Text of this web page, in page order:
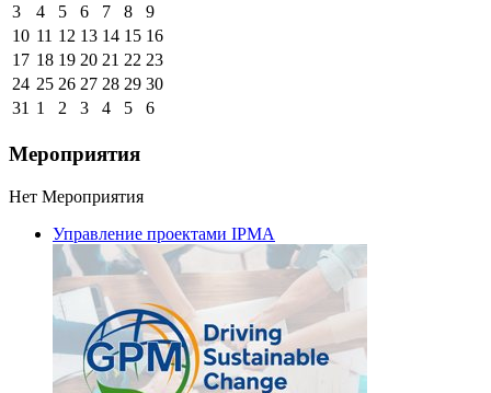
3
4 5 6 7 8
9
10 11 12 13 14 15 16
17 18 19 20 21 22 23
24 25 26 27 28 29 30
31 1 2 3 4 5 6
Мероприятия
Нет Мероприятия
Управление проектами IPMA